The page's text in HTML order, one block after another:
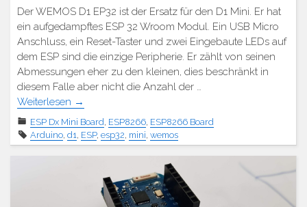
Der WEMOS D1 EP32 ist der Ersatz für den D1 Mini. Er hat
ein aufgedampftes ESP 32 Wroom Modul. Ein USB Micro
Anschluss, ein Reset-Taster und zwei Eingebaute LEDs auf
dem ESP sind die einzige Peripherie. Er zählt von seinen
Abmessungen eher zu den kleinen, dies beschränkt in
diesem Falle aber nicht die Anzahl der …
Weiterlesen →
ESP Dx Mini Board ESP8266 ESP8266 Board
Arduino d1 ESP, esp32 mini wemos